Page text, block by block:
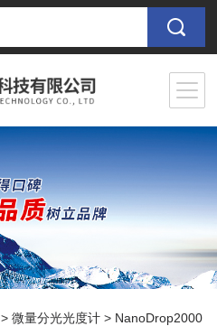
>微量分光光度计 > NanoDrop2000